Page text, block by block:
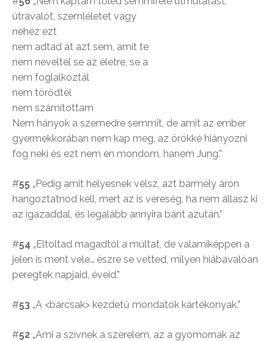
útravalót, szemléletet vagy
nehéz ezt
nem adtad át azt sem, amit te
nem neveltél se az életre, se a
nem foglalkoztál
nem törődtél
nem számítottam
Nem hányok a szemedre semmit, de amit az ember
gyermekkorában nem kap meg, az örökké hiányozni
fog neki és ezt nem én mondom, hanem Jung.”
#55 „Pedig amit helyesnek vélsz, azt bármely áron
hangoztatnod kell, mert az is vereség, ha nem állasz ki
az igazaddal, és legalább annyira bánt azután.”
#54 „Eltoltad magadtól a múltat, de valamiképpen a
jelen is ment vele… észre se vetted, milyen hiábavalóan
peregtek napjaid, éveid.”
#53 „A <bárcsak> kezdetű mondatok kártékonyak.”
#52 „Ami a szívnek a szerelem, az a gyomornak az